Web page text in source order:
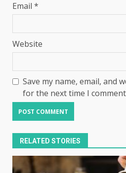
Email *
Website
Save my name, email, and
for the next time I
RELATED STORIES